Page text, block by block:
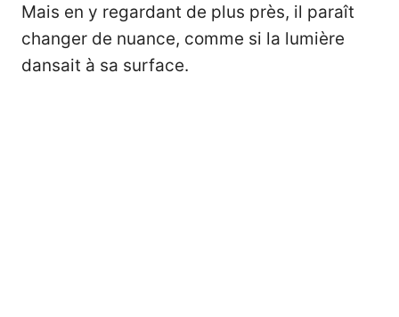
Mais en y regardant de plus près, il paraît
changer de nuance, comme si la lumière
dansait à sa surface.